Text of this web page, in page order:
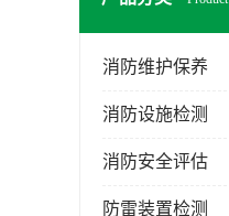
消防维护保养
消防设施检测
消防安全评估
防雷装置检测